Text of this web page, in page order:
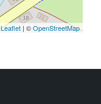
Leaflet | ©OpenStreetMap